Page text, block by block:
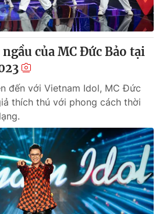
của MC Đức Bảo tại
đến với Vietnam Idol, MC Đức
thích thú với phong cách thời